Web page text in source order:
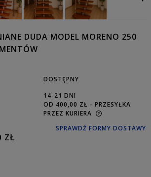
DUDA MODEL MORENO 250
DOSTĘPNY
14-21 DNI
OD 400,00 ZŁ - PRZESYŁKA
PRZEZ KURIERA
SPRAWDŹ FORMY DOSTAWY
ZŁ